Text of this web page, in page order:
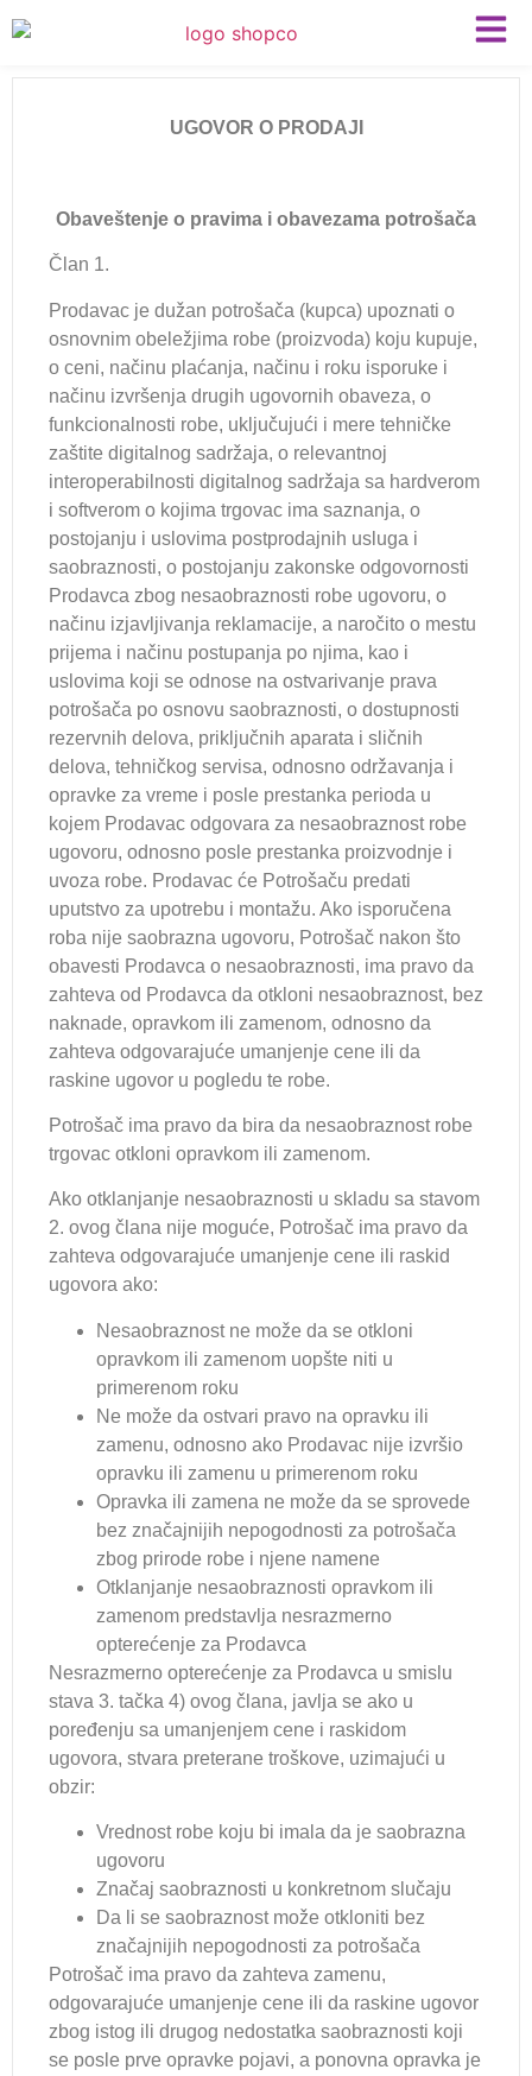
UGOVOR O PRODAJI
Obaveštenje o pravima i obavezama potrošača
Član 1.
Prodavac je dužan potrošača (kupca) upoznati o
osnovnim obeležjima robe (proizvoda) koju kupuje,
o ceni, načinu plaćanja, načinu i roku isporuke i
načinu izvršenja drugih ugovornih obaveza, o
funkcionalnosti robe, uključujući i mere tehničke
zaštite digitalnog sadržaja, o relevantnoj
interoperabilnosti digitalnog sadržaja sa hardverom
i softverom o kojima trgovac ima saznanja, o
postojanju i uslovima postprodajnih usluga i
saobraznosti, o postojanju zakonske odgovornosti
Prodavca zbog nesaobraznosti robe ugovoru, o
načinu izjavljivanja reklamacije, a naročito o mestu
prijema i načinu postupanja po njima, kao i
uslovima koji se odnose na ostvarivanje prava
potrošača po osnovu saobraznosti, o dostupnosti
rezervnih delova, priključnih aparata i sličnih
delova, tehničkog servisa, odnosno održavanja i
opravke za vreme i posle prestanka perioda u
kojem Prodavac odgovara za nesaobraznost robe
ugovoru, odnosno posle prestanka proizvodnje i
uvoza robe. Prodavac će Potrošaču predati
uputstvo za upotrebu i montažu. Ako isporučena
roba nije saobrazna ugovoru, Potrošač nakon što
obavesti Prodavca o nesaobraznosti, ima pravo da
zahteva od Prodavca da otkloni nesaobraznost, bez
naknade, opravkom ili zamenom, odnosno da
zahteva odgovarajuće umanjenje cene ili da
raskine ugovor u pogledu te robe.
Potrošač ima pravo da bira da nesaobraznost robe
trgovac otkloni opravkom ili zamenom.
Ako otklanjanje nesaobraznosti u skladu sa stavom
2. ovog člana nije moguće, Potrošač ima pravo da
zahteva odgovarajuće umanjenje cene ili raskid
ugovora ako:
Nesaobraznost ne može da se otkloni
opravkom ili zamenom uopšte niti u
primerenom roku
Ne može da ostvari pravo na opravku ili
zamenu, odnosno ako Prodavac nije izvršio
opravku ili zamenu u primerenom roku
Opravka ili zamena ne može da se sprovede
bez značajnijih nepogodnosti za potrošača
zbog prirode robe i njene namene
Otklanjanje nesaobraznosti opravkom ili
zamenom predstavlja nesrazmerno
opterećenje za Prodavca
Nesrazmerno opterećenje za Prodavca u smislu
stava 3. tačka 4) ovog člana, javlja se ako u
poređenju sa umanjenjem cene i raskidom
ugovora, stvara preterane troškove, uzimajući u
obzir:
Vrednost robe koju bi imala da je saobrazna
ugovoru
Značaj saobraznosti u konkretnom slučaju
Da li se saobraznost može otkloniti bez
značajnijih nepogodnosti za potrošača
Potrošač ima pravo da zahteva zamenu,
odgovarajuće umanjenje cene ili da raskine ugovor
zbog istog ili drugog nedostatka saobraznosti koji
se posle prve opravke pojavi, a ponovna opravka je